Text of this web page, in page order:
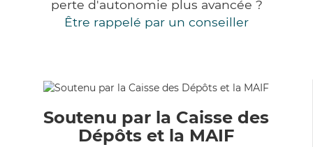
perte d'autonomie plus avancée ?
Être rappelé par un conseiller
Soutenu par la Caisse des
Dépôts et la MAIF